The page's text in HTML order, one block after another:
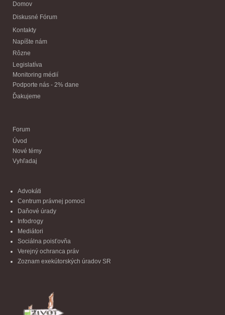
Domov
Diskusné Fórum
Kontakty
Napíšte nám
Rôzne
Legislatíva
Monitoring médií
Podporte nás - 2% dane
Ďakujeme
Forum
Úvod
Nové témy
Vyhľadaj
Advokáti
Centrum právnej pomoci
Daňové úrady
Infodrogy
Mediátori
Sociálna poisťovňa
Verejný ochranca práv
Zoznam exekútorských úradov SR